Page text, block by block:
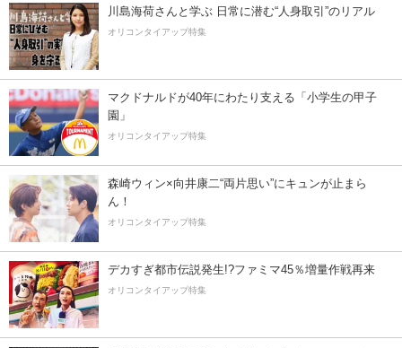
川島海荷さんと学ぶ 日常に潜む“人身取引”のリアル
オリコンタイアップ特集
マクドナルドが40年にわたり支える「小学生の甲子
園」
オリコンタイアップ特集
森崎ウィン×向井康二“両片思い”にキュンが止まら
ん！
オリコンタイアップ特集
デカすぎ都市伝説発生!?ファミマ45％増量作戦再来
オリコンタイアップ特集